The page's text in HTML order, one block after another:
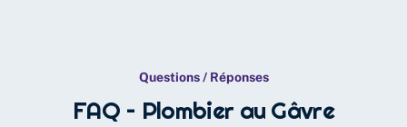
Questions / Réponses
FAQ – Plombier au Gâvre